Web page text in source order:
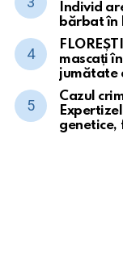
Individ
bărbat în
mascați
jumătate
Cazul
genetice,